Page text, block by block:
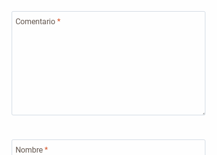
Comentario *
Nombre *